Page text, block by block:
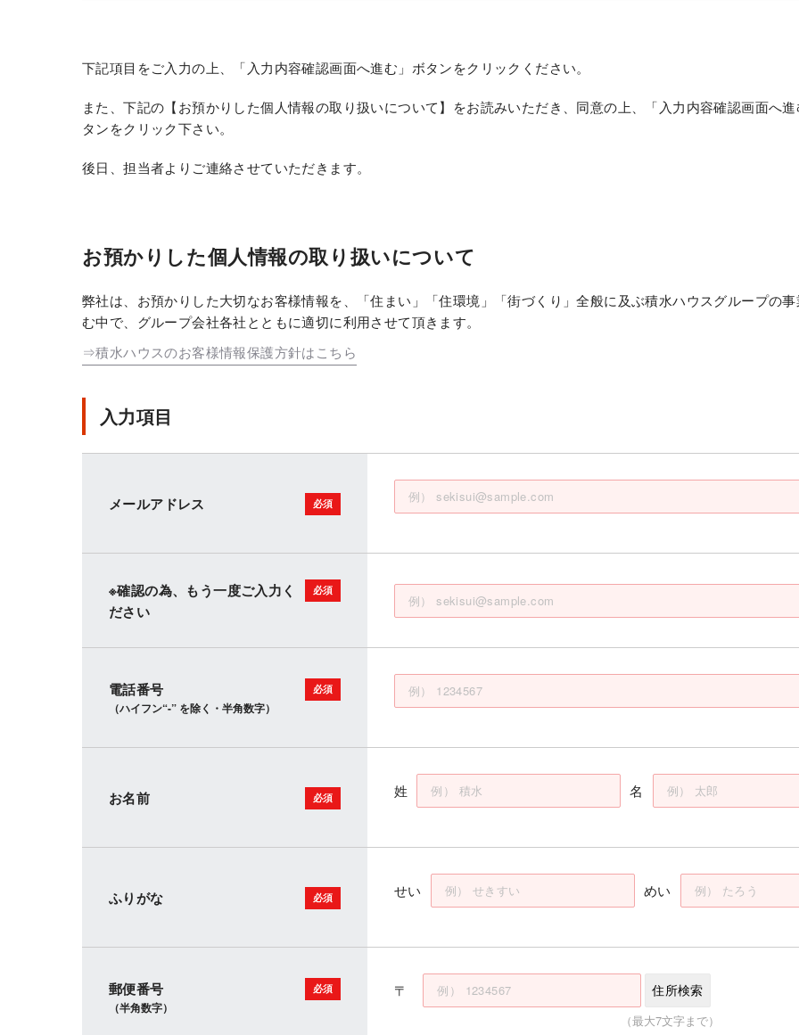
下記項目をご入力の上、「入力内容確認画面へ進む」ボタンをクリックください。
また、下記の【お預かりした個人情報の取り扱いについて】をお読みいただき、同意の上、「入力内容確認画面へ
タンをクリック下さい。
後日、担当者よりご連絡させていただきます。
お預かりした個人情報の取り扱いについて
弊社は、お預かりした大切なお客様情報を、「住まい」「住環境」「街づくり」全般に及ぶ積水ハウスグループの
む中で、グループ会社各社とともに適切に利用させて頂きます。
⇒積水ハウスのお客様情報保護方針はこちら
入力項目
メールアドレス
※確認の為、もう一度ご入力く
ださい
電話番号
（ハイフン“-” を除く・半角数字）
お名前 姓 名
ふりがな せい めい
郵便番号
（半角数字）
〒
（最大7文字まで）
住所検索